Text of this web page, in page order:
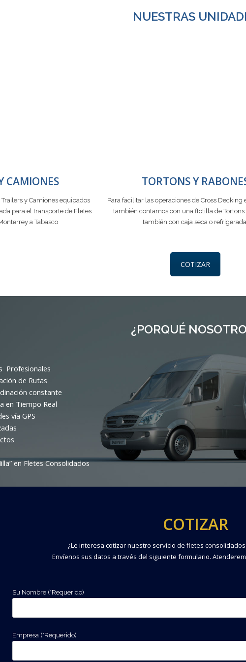
NUESTRAS
CAMIONES
y Camiones equipados
para el transporte de Fletes
a Tabasco
TORTONS Y
Para facilitar las operaciones de Cross Decking
también contamos con una flotilla de Tortons
también con caja seca o
COTIZAR
¿PORQUÉ
Profesionales
de Rutas
constante
en Tiempo Real
vía GPS
en Fletes Consolidados
COTIZAR
¿Le interesa cotizar nuestro servicio de fletes
Envíenos sus datos a través del siguiente formulario.
Su Nombre (*Requerido)
Empresa (*Requerido)